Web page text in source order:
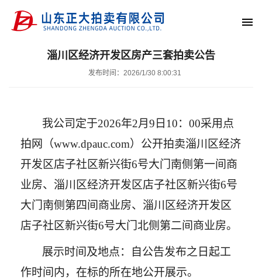
淄川区经济开发区房产三套拍卖公告
发布时间：2026/1/30 8:00:31
我公司定于2026年2月 9 日 10： 00采用 点
拍网（www.dpauc.com） 公开拍卖淄川区经济
开发区店子社区新兴街6号大门南侧第一间商
业房、淄川区经济开发区店子社区新兴街6号
大门南侧第四间商业房、淄川区经济开发区
店子社区新兴街6号大门北侧第二间商业房。
展示时间及地点：
自公告发布之日起工
作时间内 ，在标的所在地公开展示。